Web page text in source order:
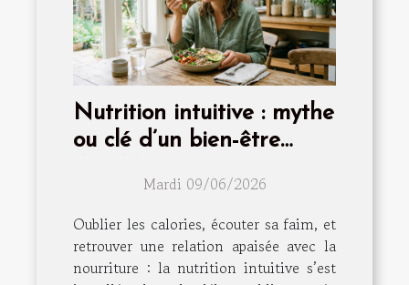
Nutrition intuitive : mythe
ou clé d’un bien-être
Mardi 09/06/2026
Oublier les calories, écouter sa faim, et
retrouver une relation apaisée avec la
nourriture : la nutrition intuitive s’est